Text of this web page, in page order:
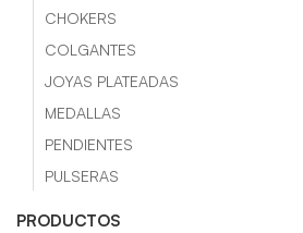
CHOKERS
COLGANTES
JOYAS PLATEADAS
MEDALLAS
PENDIENTES
PULSERAS
PRODUCTOS